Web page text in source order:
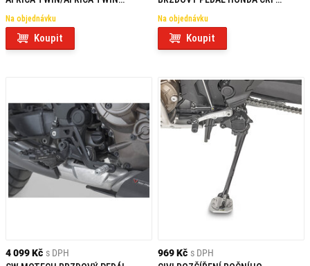
Na objednávku
Koupit
TWIN/ADVENTURE SPORTS
Na objednávku
Koupit
4 099 Kč s DPH
969 Kč s DPH